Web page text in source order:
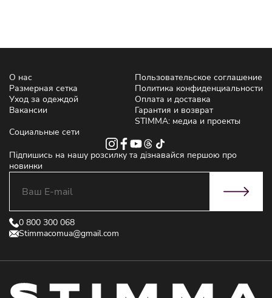
О нас
Размерная сетка
Уход за одеждой
Вакансии
Пользовательское соглашение
Политика конфиденциальности
Оплата и доставка
Гарантия и возврат
STIMMA: медиа и проекты
Социальные сети
Підпишись на нашу розсилку та дізнавайся першою про
новинки
0 800 300 068
Stimmacomua@gmail.com